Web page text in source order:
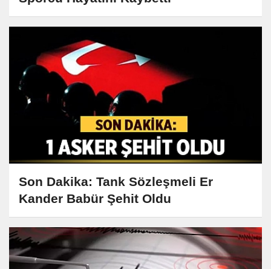
Son Dakika: Tank Sözleşmeli Er
Kander Babür Şehit Oldu